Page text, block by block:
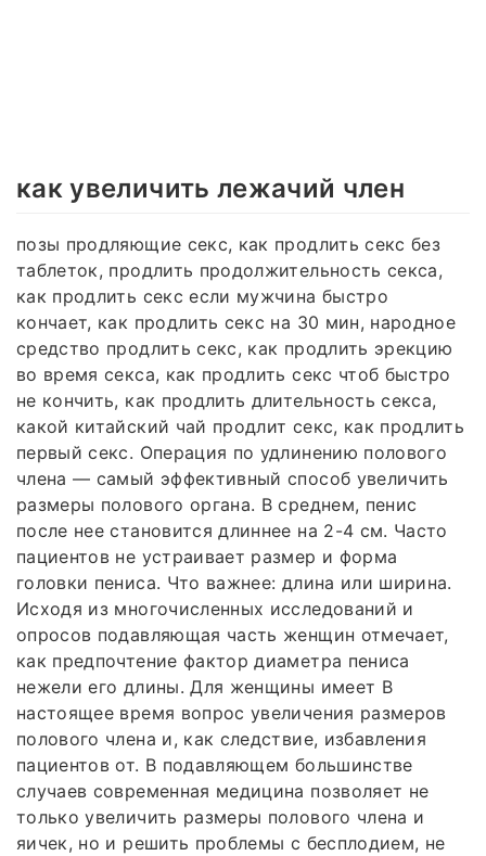
как увеличить лежачий член
позы продляющие секс, как продлить секс без
таблеток, продлить продолжительность секса,
как продлить секс если мужчина быстро
кончает, как продлить секс на 30 мин, народное
средство продлить секс, как продлить эрекцию
во время секса, как продлить секс чтоб быстро
не кончить, как продлить длительность секса,
какой китайский чай продлит секс, как продлить
первый секс. Операция по удлинению полового
члена — самый эффективный способ увеличить
размеры полового органа. В среднем, пенис
после нее становится длиннее на 2-4 см. Часто
пациентов не устраивает размер и форма
головки пениса. Что важнее: длина или ширина.
Исходя из многочисленных исследований и
опросов подавляющая часть женщин отмечает,
как предпочтение фактор диаметра пениса
нежели его длины. Для женщины имеет В
настоящее время вопрос увеличения размеров
полового члена и, как следствие, избавления
пациентов от. В подавляющем большинстве
случаев современная медицина позволяет не
только увеличить размеры полового члена и
яичек, но и решить проблемы с бесплодием, не